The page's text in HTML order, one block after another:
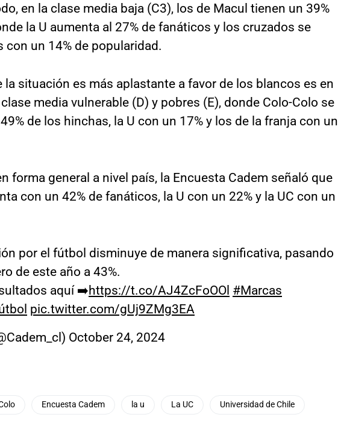
en la clase media baja (C3), los de Macul tienen un 39%
la U aumenta al 27% de fanáticos y los cruzados se
con un 14% de popularidad.
la situación es más aplastante a favor de los blancos es en
media vulnerable (D) y pobres (E), donde Colo-Colo se
de los hinchas, la U con un 17% y los de la franja con un
forma general a nivel país, la Encuesta Cadem señaló que
con un 42% de fanáticos, la U con un 22% y la UC con un
por el fútbol disminuye de manera significativa, pasando
de este año a 43%.
aquí ➡️https://t.co/AJ4ZcFoOOl #Marcas
pic.twitter.com/gUj9ZMg3EA
October 24, 2024
Encuesta Cadem la u La UC Universidad de Chile